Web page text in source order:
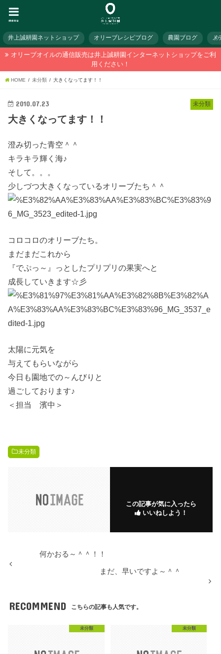
menu
井上誠耕園ネットショップ オリーブレシピブログ 農園ブログ メ
オリーブオイルの通信販売は井上誠耕園インターネットショップをご利
用ください！
HOME 未分類 大きくなってます！！
未分類
2010.07.23
大きくなってます！！
澄み切った青空＾＾
キラキラ輝く海♪
そして。。。
少しづつ大きくなっているオリーブたち＾＾
コロコロのオリーブたち。
まだまだこれから
『でぷっ～』っとしたプリプリの果実へと
成長していきます☆彡
太陽に元気を
与えてもらいながら
今日も園地での～んびりと
過ごしております♪
＜担当 濱中＞
未分類
この記事が気に入ったら
いいねしよう！
何かおる～＾＾！！
まだ、早いですよ～＾＾
RECOMMEND こちらの記事も人気です。
未分類 未分類